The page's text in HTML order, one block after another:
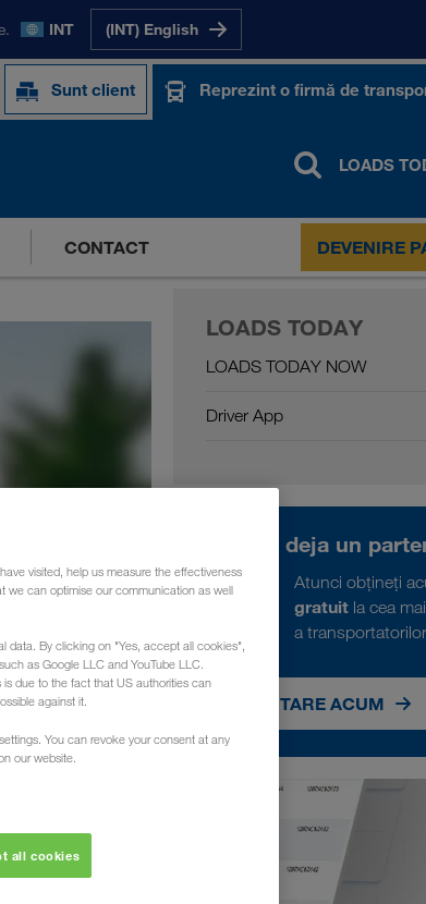
INT (INT) English
Sunt client Reprezint o firmă de
LOADS
CONTACT DEVENIRE
LOADS TODAY
LOADS TODAY NOW
Driver App
Sunteți deja un
Atunci obțineți
gratuit la cea
a
SOLICITARE ACUM
visited, help us measure the effectiveness
we can optimise our communication as well
data. By clicking on "Yes, accept all cookies",
as Google LLC and YouTube LLC.
due to the fact that US authorities can
against it.
You can revoke your consent at any
our website.
all cookies